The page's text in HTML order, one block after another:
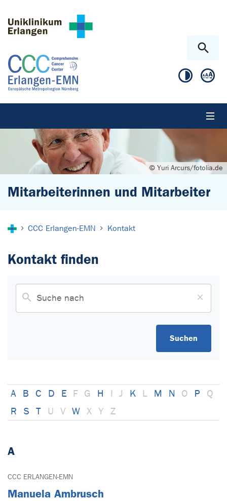
© Yuri Arcurs/fotolia.de
Mitarbeiterinnen und Mitarbeiter
CCC Erlangen-EMN Kontakt
Kontakt finden
Suchen
A B C D E F G H I J K L M N O P
Q
R
S T U V W X Y Z
A
CCC ERLANGEN-EMN
Manuela Ambrusch